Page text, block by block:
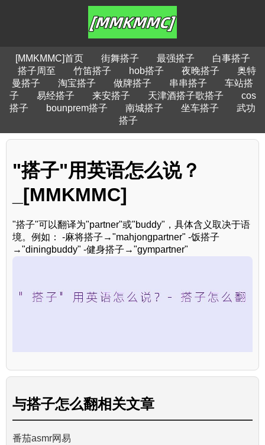
[MMKMMC]首页 街舞搭子 最强搭子
白事搭子
搭子周至
竹笛搭子 hob搭子 夜晚搭子
奥特
曼搭子
淘宝搭子 做牌搭子 串串搭子
车站搭
子
易经搭子 来安搭子 天津酒搭子歌搭子
cos
搭子
bounprem搭子 南城搭子 坐车搭子
武功
搭子
"搭子"用英语怎么说？
_[MMKMMC]
"搭子"可以翻译为"partner"或"buddy"，具体含义取决于语
境。例如： -麻将搭子→"mahjongpartner" -饭搭子
→"diningbuddy" -健身搭子→"gympartner"
与搭子怎么翻相关文章
番茄asmr网易